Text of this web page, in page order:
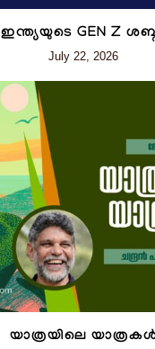
ഇന്ത്യയുടെ GEN Z
July 22, 2026
യാത്രയിലെ